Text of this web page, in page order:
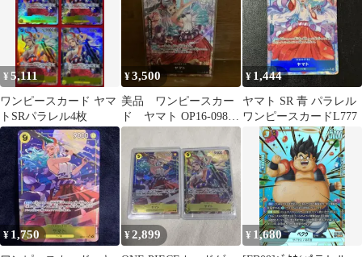
¥5,111
ワンピースカード ヤマ
トSRパラレル4枚
¥3,500
美品 ワンピースカー
ド ヤマト OP16-098
SR パラレル 決戦の刻
¥ 1,444
ヤマト SR 青 パラレル
ワンピースカードL777
¥ 1,750 ¥2,899 ¥ 1,680